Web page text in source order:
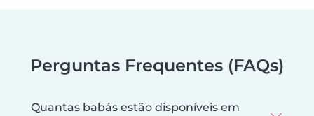
Perguntas Frequentes (FAQs)
Quantas babás estão disponíveis em